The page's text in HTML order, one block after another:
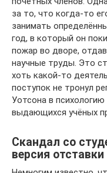
за то, что когда-то
занимать
год, в который он
пожар во дворе,
научные труды. Это
хоть какой-то
поступок не тронул
Уотсона в
выдающихся учёных
Скандал со
версия